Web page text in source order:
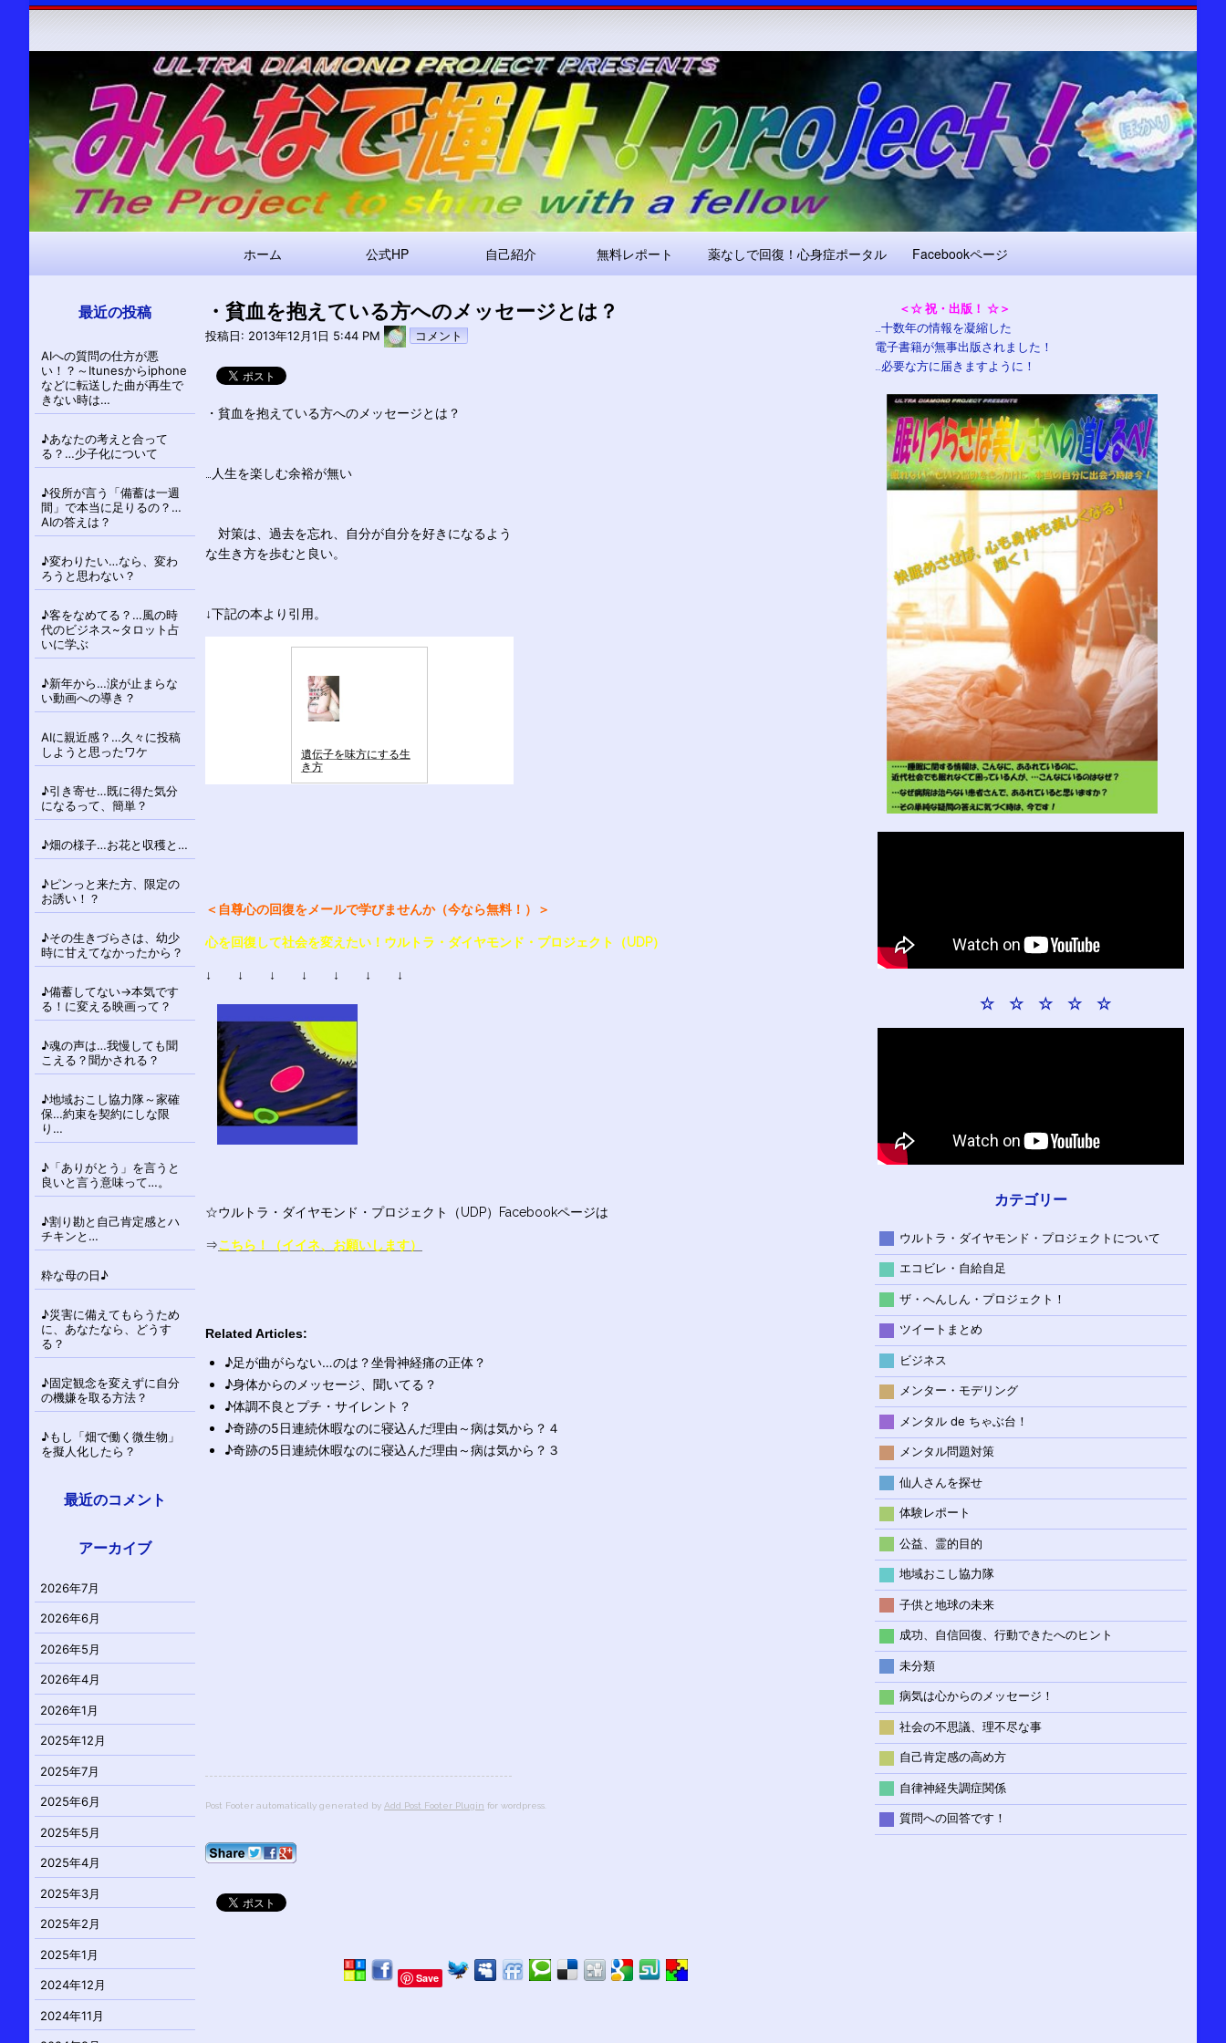
コ
ン
ツ
キ
ッ
プ
ゲ
ー
シ
ョ
ン
ホーム 公式HP 自己紹介 無料レポート 薬なしで回復！心身症ポータル Facebookページ
・貧血を抱えている方へのメッセージとは？
投稿日: 2013年12月1日 5:44 PM pokari7
コメント
・貧血を抱えている方へのメッセージとは？
…人生を楽しむ余裕が無い
対策は、過去を忘れ、自分が自分を好きになるよう
な生き方を歩むと良い。
↓下記の本より引用。
遺伝子を味方にする生
き方
＜自尊心の回復をメールで学びませんか（今なら無料！）＞
心を回復して社会を変えたい！ウルトラ・ダイヤモンド・プロジェクト（UDP）
↓ ↓ ↓ ↓ ↓ ↓ ↓
☆ウルトラ・ダイヤモンド・プロジェクト（UDP）Facebookページは
⇒こちら！（イイネ、お願いします）
Related Articles:
♪足が曲がらない…のは？坐骨神経痛の正体？
♪身体からのメッセージ、聞いてる？
♪体調不良とプチ・サイレント？
♪奇跡の5日連続休暇なのに寝込んだ理由～病は気から？４
♪奇跡の5日連続休暇なのに寝込んだ理由～病は気から？３
Post Footer automatically generated by Add Post Footer Plugin for wordpress.
Save
＜☆ 祝・出版！ ☆＞
…十数年の情報を凝縮した
電子書籍が無事出版されました！
…必要な方に届きますように！
☆ ☆ ☆ ☆ ☆
カテゴリー
ウルトラ・ダイヤモンド・プロジェクトについて
エコビレ・自給自足
ザ・へんしん・プロジェクト！
ツイートまとめ
ビジネス
メンター・モデリング
メンタル de ちゃぶ台！
メンタル問題対策
仙人さんを探せ
体験レポート
公益、霊的目的
地域おこし協力隊
子供と地球の未来
成功、自信回復、行動できたへのヒント
未分類
病気は心からのメッセージ！
社会の不思議、理不尽な事
自己肯定感の高め方
自律神経失調症関係
質問への回答です！
最近の投稿
AIへの質問の仕方が悪
い！？～Itunesからiphone
などに転送した曲が再生で
きない時は…
♪あなたの考えと合って
る？…少子化について
♪役所が言う「備蓄は一週
間」で本当に足りるの？…
AIの答えは？
♪変わりたい…なら、変わ
ろうと思わない？
♪客をなめてる？…風の時
代のビジネス~タロット占
いに学ぶ
♪新年から…涙が止まらな
い動画への導き？
AIに親近感？…久々に投稿
しようと思ったワケ
♪引き寄せ…既に得た気分
になるって、簡単？
♪畑の様子…お花と収穫と…
♪ピンっと来た方、限定の
お誘い！？
♪その生きづらさは、幼少
時に甘えてなかったから？
♪備蓄してない→本気です
る！に変える映画って？
♪魂の声は…我慢しても聞
こえる？聞かされる？
♪地域おこし協力隊～家確
保…約束を契約にしな限
り…
♪「ありがとう」を言うと
良いと言う意味って…。
♪割り勘と自己肯定感とハ
チキンと…
粋な母の日♪
♪災害に備えてもらうため
に、あなたなら、どうす
る？
♪固定観念を変えずに自分
の機嫌を取る方法？
♪もし「畑で働く微生物」
を擬人化したら？
最近のコメント
アーカイブ
2026年7月
2026年6月
2026年5月
2026年4月
2026年1月
2025年12月
2025年7月
2025年6月
2025年5月
2025年4月
2025年3月
2025年2月
2025年1月
2024年12月
2024年11月